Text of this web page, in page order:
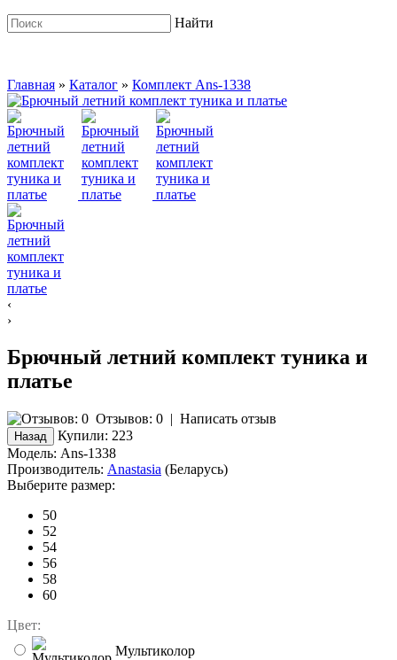
Найти
Главная » Каталог » Комплект Ans-1338
‹
›
Брючный летний комплект туника и
платье
Отзывов: 0 | Написать отзыв
Купили: 223
Модель: Ans-1338
Производитель: Anastasia (Беларусь)
Выберите размер:
50
52
54
56
58
60
Цвет:
Мультиколор